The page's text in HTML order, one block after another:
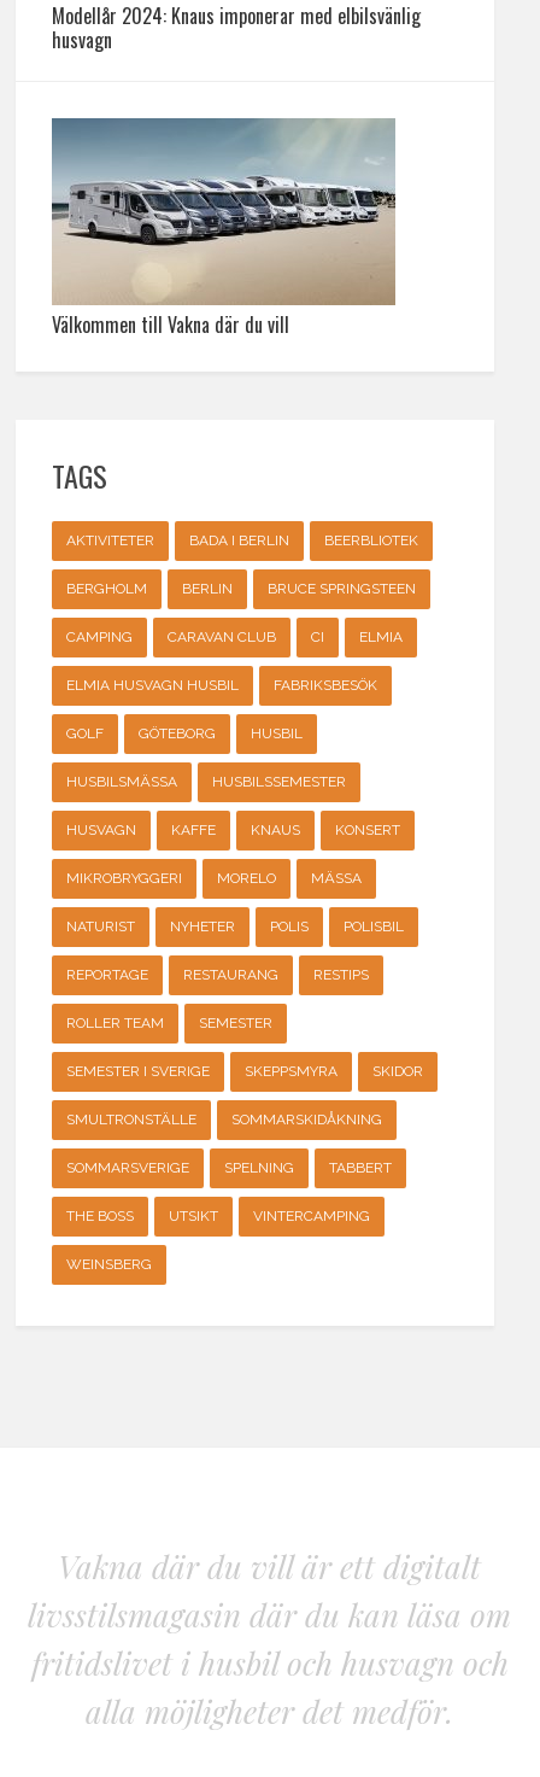
Modellår 2024: Knaus imponerar med elbilsvänlig
husvagn
Välkommen till Vakna där du vill
TAGS
AKTIVITETER BADA I BERLIN BEERBLIOTEK
BERGHOLM BERLIN BRUCE SPRINGSTEEN
CAMPING CARAVAN CLUB CI ELMIA
ELMIA HUSVAGN HUSBIL FABRIKSBESÖK
GOLF GÖTEBORG HUSBIL
HUSBILSMÄSSA HUSBILSSEMESTER
HUSVAGN KAFFE KNAUS KONSERT
MIKROBRYGGERI MORELO MÄSSA
NATURIST NYHETER POLIS POLISBIL
REPORTAGE RESTAURANG RESTIPS
ROLLER TEAM SEMESTER
SEMESTER I SVERIGE SKEPPSMYRA SKIDOR
SMULTRONSTÄLLE SOMMARSKIDÅKNING
SOMMARSVERIGE SPELNING TABBERT
THE BOSS UTSIKT VINTERCAMPING
WEINSBERG
Vakna där du vill är ett digitalt
livsstilsmagasin där du kan läsa om
fritidslivet i husbil och husvagn och
alla möjligheter det medför.